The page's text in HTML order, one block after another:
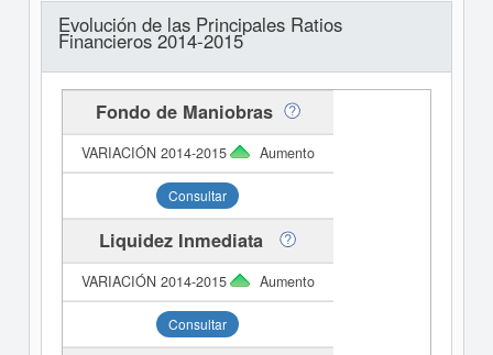
Evolución de las Principales Ratios
Financieros 2014-2015
Fondo de Maniobras
Aumento
Consultar
Liquidez Inmediata
Aumento
Consultar